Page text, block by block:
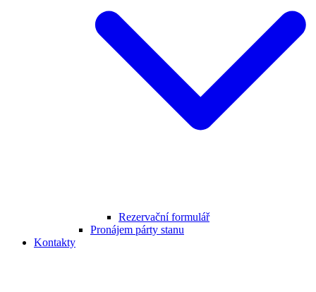
Rezervační formulář
Pronájem párty stanu
Kontakty